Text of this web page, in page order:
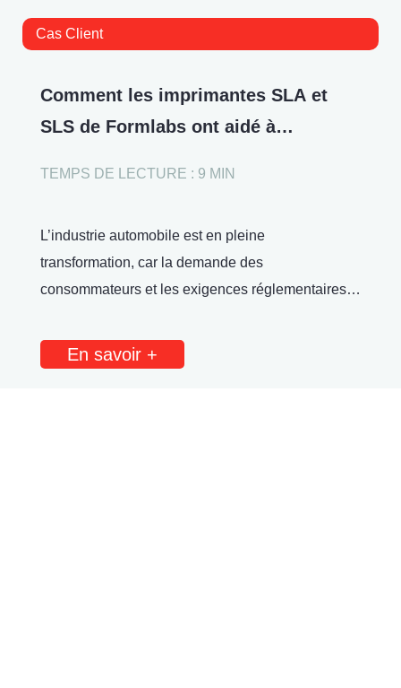
Cas Client
Comment les imprimantes SLA et
SLS de Formlabs ont aidé à
TEMPS DE LECTURE : 9 MIN
L’industrie automobile est en pleine
transformation, car la demande des
consommateurs et les exigences réglementaires
fossiles et à passer aux véhicules électriques.
Ford…
En savoir +